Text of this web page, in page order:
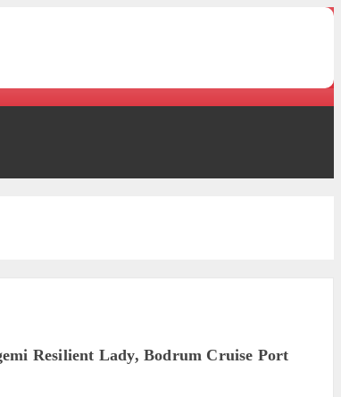
Resilient Lady, Bodrum Cruise Port